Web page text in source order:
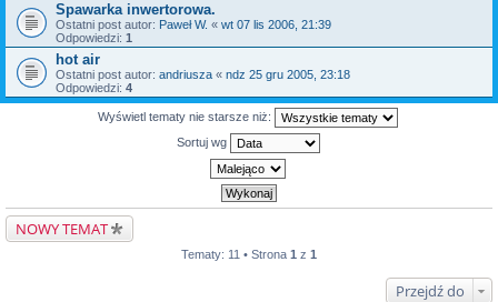
Spawarka inwertorowa.
Ostatni post autor: Paweł W. « wt 07 lis 2006, 21:39
Odpowiedzi: 1
hot air
Ostatni post autor: andriusza « ndz 25 gru 2005, 23:18
Odpowiedzi: 4
Wyświetl tematy nie starsze niż:
Sortuj wg
NOWY TEMAT
Tematy: 11 • Strona 1 z 1
Przejdź do